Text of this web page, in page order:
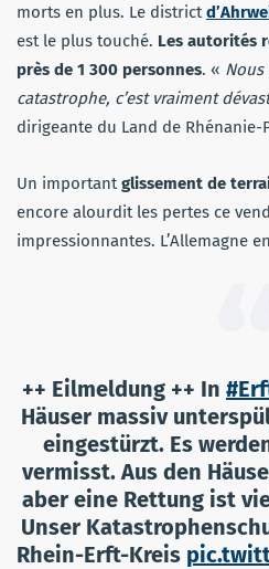
morts en plus. Le district
est le plus touché. Les autorités
près de 1 300 personnes. « Nous
catastrophe, c’est vraiment
dirigeante du Land de Rhénanie-
Un importantglissement de
encore alourdit les pertes ce
impressionnantes. L’Allemagne
++ Eilmeldung ++ In
Häuser massiv
eingestürzt. Es
vermisst. Aus den
aber eine Rettung ist
Unser
Rhein-Erft-Kreis